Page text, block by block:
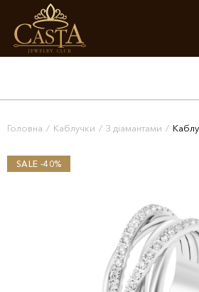
Головна / Каблучки / З діамантами /
SALE -40%